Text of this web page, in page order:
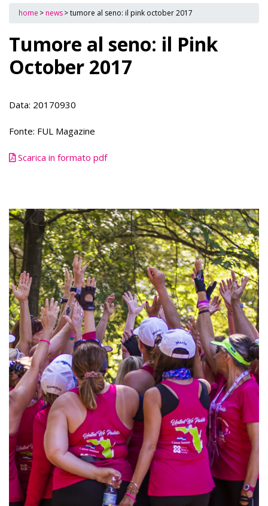
home > news>tumore al seno: il pink october 2017
Tumore al seno: il Pink
October 2017
Data: 20170930
Fonte: FUL Magazine
Scarica in formato pdf